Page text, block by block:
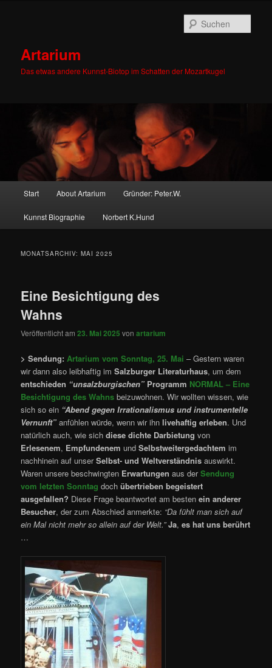
Artarium
Das etwas andere Kunnst-Biotop im Schatten der Mozartkugel
Start About Artarium Gründer: Peter.W.
Kunnst Biographie Norbert K.Hund
MONATSARCHIV:MAI 2025
Eine Besichtigung des
Wahns
Veröffentlicht am23. Mai 2025 vonartarium
> Sendung: Artarium vom Sonntag, 25. Mai – Gestern waren
wir dann also leibhaftig imSalzburger Literaturhaus, um dem
entschieden “unsalzburgischen” Programm NORMAL – Eine
Besichtigung des Wahns beizuwohnen. Wir wollten wissen, wie
sich so ein “Abend gegen Irrationalismus und instrumentelle
Vernunft” anfühlen würde, wenn wir ihn livehaftig erleben. Und
natürlich auch, wie sichdiese dichte Darbietung von
Erlesenem, Empfundenem undSelbstweitergedachtem im
nachhinein auf unserSelbst- und Weltverständnis auswirkt.
Waren unsere beschwingten Erwartungen aus derSendung
vom letzten Sonntag dochübertrieben begeistert
ausgefallen? Diese Frage beantwortet am bestenein anderer
Besucher, der zum Abschied anmerkte: ­“Da fühlt man sich auf
ein Mal nicht mehr so allein auf der Welt.” Ja,es hat uns berührt
…